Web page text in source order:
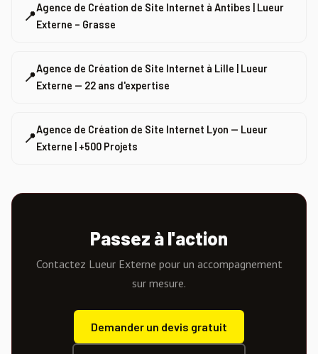
📍
Agence de Création de Site Internet à Antibes | Lueur
Externe – Grasse
📍
Agence de Création de Site Internet à Lille | Lueur
Externe — 22 ans d'expertise
📍
Agence de Création de Site Internet Lyon — Lueur
Externe | +500 Projets
Passez à l'action
Contactez Lueur Externe pour un accompagnement
sur mesure.
Demander un devis gratuit